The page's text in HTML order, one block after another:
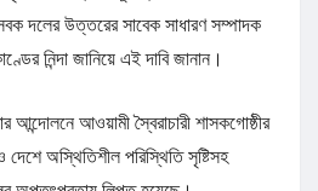
দলের উত্তরের সাবেক সাধারণ সম্পাদক
নিন্দা জানিয়ে এই দাবি জানান।
আওয়ামী স্বৈরাচারী শাসকগোষ্ঠীর
অস্থিতিশীল পরিস্থিতি সৃষ্টিসহ